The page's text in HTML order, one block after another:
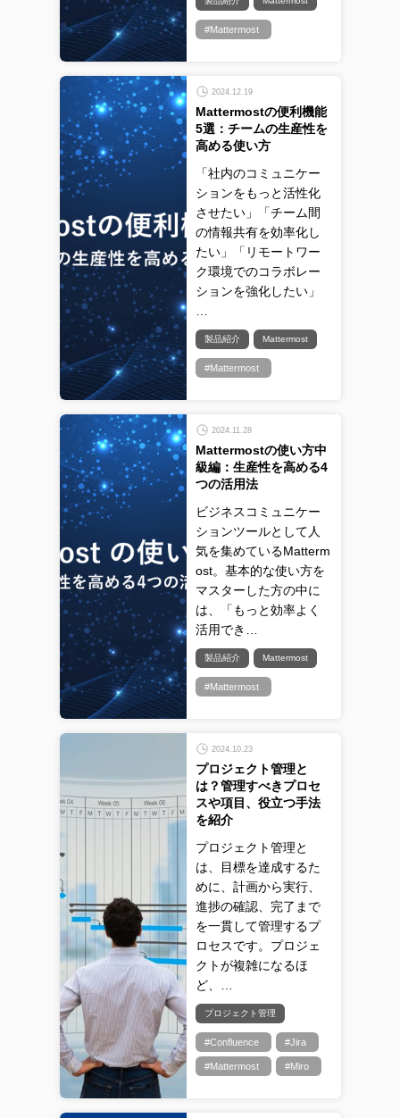
#Mattermost
2024.12.19
Mattermostの便利機能
5選：チームの生産性を
高める使い方
「社内のコミュニケー
ションをもっと活性化
させたい」「チーム間
の情報共有を効率化し
たい」「リモートワー
ク環境でのコラボレー
ションを強化したい」
製品紹介 Mattermost
#Mattermost
2024.11.28
Mattermostの使い方中
級編：生産性を高める4
つの活用法
ビジネスコミュニケー
ションツールとして人
気を集めているMatterm
ost。基本的な使い方を
マスターした方の中に
は、「もっと効率よく
活用でき…
製品紹介 Mattermost
#Mattermost
2024.10.23
プロジェクト管理と
は？管理すべきプロセ
スや項目、役立つ手法
を紹介
プロジェクト管理と
は、目標を達成するた
めに、計画から実行、
進捗の確認、完了まで
を一貫して管理するプ
ロセスです。プロジェ
クトが複雑になるほ
ど、…
プロジェクト管理
#Confluence #Jira
#Mattermost #Miro